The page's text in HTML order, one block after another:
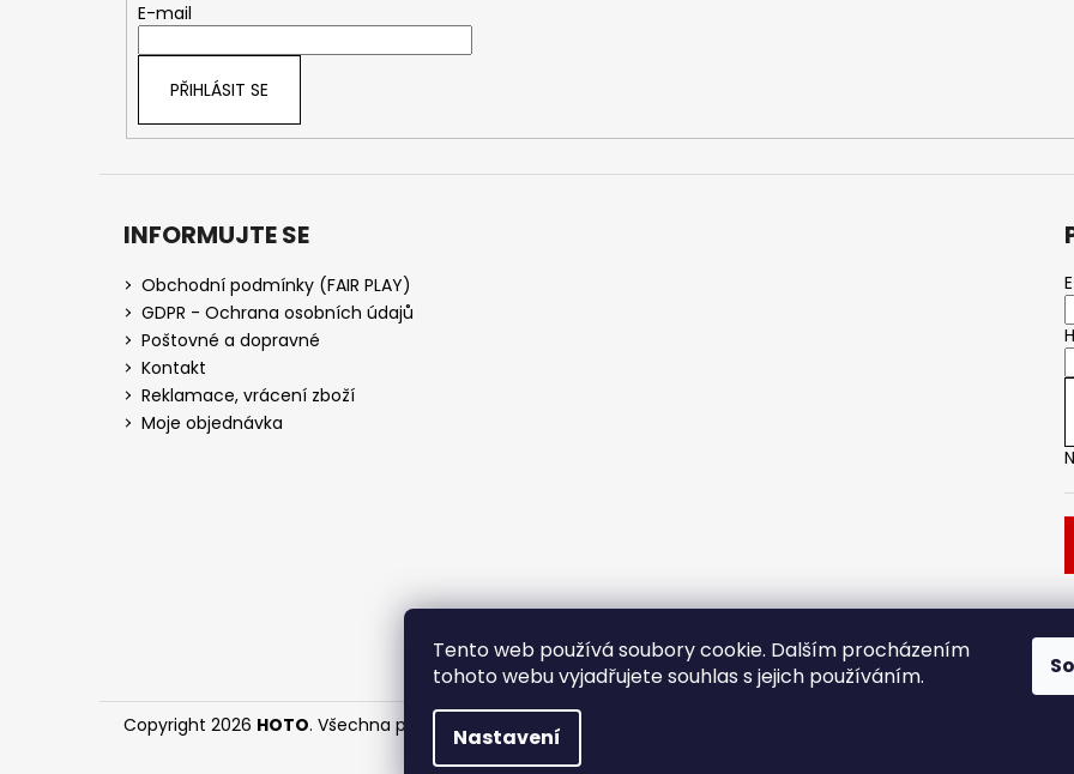
Tento web používá soubory cookie. Dalším procházením
tohoto webu vyjadřujete souhlas s jejich používáním.
Nastavení
E-mail
PŘIHLÁSIT SE
INFORMUJTE SE
Obchodní podmínky (FAIR PLAY)
GDPR - Ochrana osobních údajů
Poštovné a dopravné
Kontakt
Reklamace, vrácení zboží
Moje objednávka
Dveřní kování Stavební pouzdro
Copyright 2026 HOTO. Všechna práva vyhrazena.